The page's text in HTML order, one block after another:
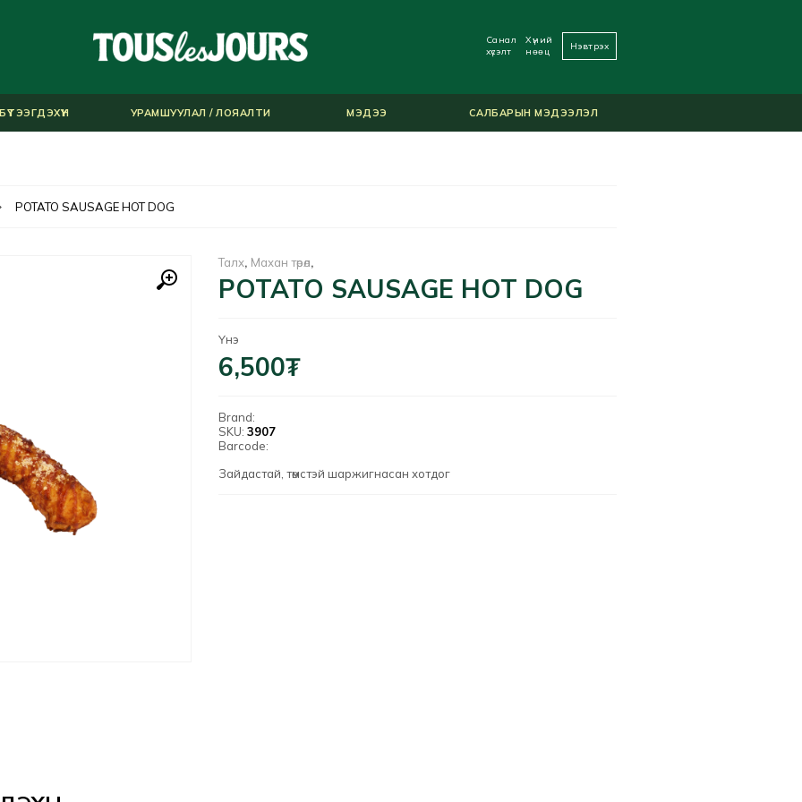
Санал
хүсэлт
Хүний
нөөц
Нэвтрэх
БҮТЭЭГДЭХҮҮН УРАМШУУЛАЛ / ЛОЯАЛТИ МЭДЭЭ САЛБАРЫН МЭДЭЭЛЭЛ
POTATO SAUSAGE HOT DOG
Талх, Махан төрөл,
POTATO SAUSAGE HOT DOG
Үнэ
6,500₮
Brand:
SKU: 3907
Barcode:
Зайдастай, төмстэй шаржигнасан хотдог